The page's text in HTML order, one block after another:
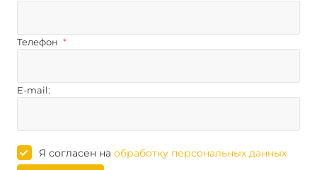
Телефон *
E-mail:
Я согласен на обработку персональных данных